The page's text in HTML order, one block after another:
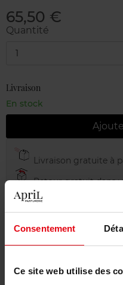
Consentement
Ce site web utilise des
65,50 €
Quantité
1
Livraison
En stock
Livraison gratuite à
Retour gratuit dans
Emballage cadeau
Description